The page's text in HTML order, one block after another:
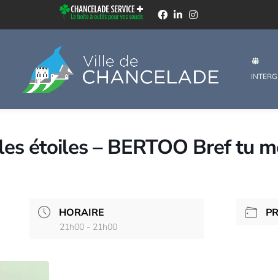
étoiles – BERTOO Bref tu
HORAIRE
21h00 - 21h00